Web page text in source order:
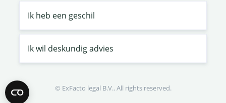
Ik heb een geschil
Ik wil deskundig advies
© ExFacto legal B.V.. All rights reserved.